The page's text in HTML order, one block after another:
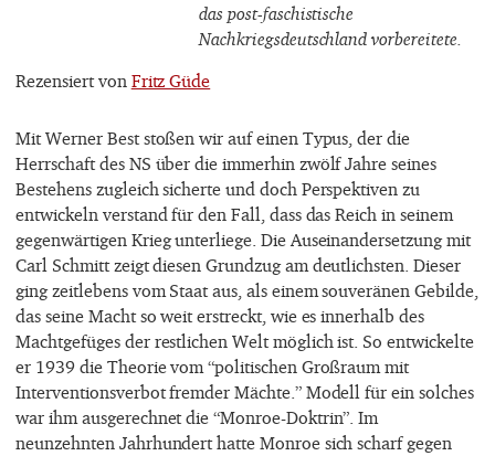
das post-faschistische
Nachkriegsdeutschland vorbereitete.
Rezensiert von Fritz Güde
Mit Werner Best stoßen wir auf einen Typus, der die
Herrschaft des NS über die immerhin zwölf Jahre seines
Bestehens zugleich sicherte und doch Perspektiven zu
entwickeln verstand für den Fall, dass das Reich in seinem
gegenwärtigen Krieg unterliege. Die Auseinandersetzung mit
Carl Schmitt zeigt diesen Grundzug am deutlichsten. Dieser
ging zeitlebens vom Staat aus, als einem souveränen Gebilde,
das seine Macht so weit erstreckt, wie es innerhalb des
Machtgefüges der restlichen Welt möglich ist. So entwickelte
er 1939 die Theorie vom “politischen Großraum mit
Interventionsverbot fremder Mächte.” Modell für ein solches
war ihm ausgerechnet die “Monroe-Doktrin”. Im
neunzehnten Jahrhundert hatte Monroe sich scharf gegen